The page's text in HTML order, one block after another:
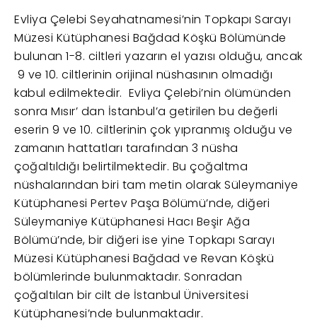
Evliya Çelebi Seyahatnamesi’nin Topkapı Sarayı
Müzesi Kütüphanesi Bağdad Köşkü Bölümünde
bulunan 1-8. ciltleri yazarın el yazısı olduğu, ancak
9 ve 10. ciltlerinin orijinal nüshasının olmadığı
kabul edilmektedir. Evliya Çelebi’nin ölümünden
sonra Mısır’ dan İstanbul’a getirilen bu değerli
eserin 9 ve 10. ciltlerinin çok yıpranmış olduğu ve
zamanın hattatları tarafından 3 nüsha
çoğaltıldığı belirtilmektedir. Bu çoğaltma
nüshalarından biri tam metin olarak Süleymaniye
Kütüphanesi Pertev Paşa Bölümü’nde, diğeri
Süleymaniye Kütüphanesi Hacı Beşir Ağa
Bölümü’nde, bir diğeri ise yine Topkapı Sarayı
Müzesi Kütüphanesi Bağdad ve Revan Köşkü
bölümlerinde bulunmaktadır. Sonradan
çoğaltılan bir cilt de İstanbul Üniversitesi
Kütüphanesi’nde bulunmaktadır.